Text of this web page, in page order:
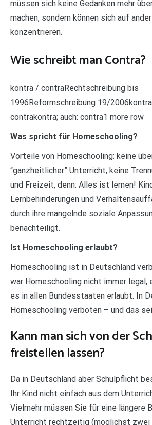
müssen sich keine Gedanken mehr
machen, sondern können sich auf
konzentrieren.
Wie schreibt man Contra?
kontra / contraRechtschreibung bis
1996Reformschreibung 19/
contrakontra; auch: contra1 more row
Was spricht für Homeschooling?
Vorteile von Homeschooling: keine
“ganzheitlicher” Unterricht, keine
und Freizeit, denn: Alles ist lernen!
Lernbehinderungen und
durch ihre mangelnde soziale
benachteiligt.
Ist Homeschooling erlaubt?
Homeschooling ist in Deutschland
war Homeschooling nicht immer
es in allen Bundesstaaten erlaubt. In
Homeschooling verboten – und das
Kann man sich von der
freistellen lassen?
Da in Deutschland aber Schulpflicht
Ihr Kind nicht einfach aus dem
Vielmehr müssen Sie für eine längere
Unterricht rechtzeitig (möglichst zwei